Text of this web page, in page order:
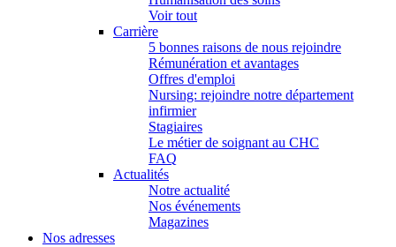
Voir tout
Carrière
5 bonnes raisons de nous rejoindre
Rémunération et avantages
Offres d'emploi
Nursing: rejoindre notre département
infirmier
Stagiaires
Le métier de soignant au CHC
FAQ
Actualités
Notre actualité
Nos événements
Magazines
Nos adresses